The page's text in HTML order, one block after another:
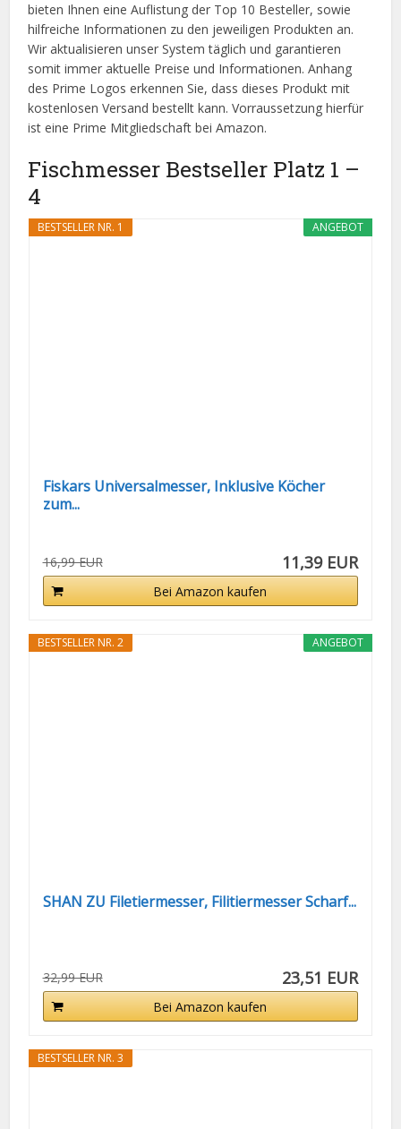
bieten Ihnen eine Auflistung der Top 10 Besteller, sowie
hilfreiche Informationen zu den jeweiligen Produkten an.
Wir aktualisieren unser System täglich und garantieren
somit immer aktuelle Preise und Informationen. Anhang
des Prime Logos erkennen Sie, dass dieses Produkt mit
kostenlosen Versand bestellt kann. Vorraussetzung hierfür
ist eine Prime Mitgliedschaft bei Amazon.
Fischmesser Bestseller Platz 1 –
4
ANGEBOT
BESTSELLER NR. 1
Fiskars Universalmesser, Inklusive Köcher
zum...
16,99 EUR 11,39 EUR
Bei Amazon kaufen
ANGEBOT
BESTSELLER NR. 2
SHAN ZU Filetiermesser, Filitiermesser Scharf...
32,99 EUR 23,51 EUR
Bei Amazon kaufen
BESTSELLER NR. 3